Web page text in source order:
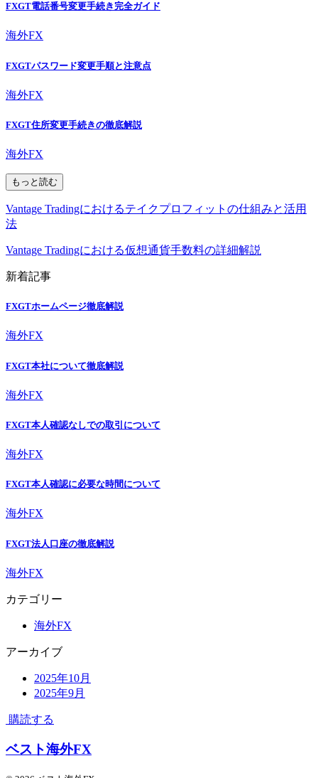
FXGT電話番号変更手続き完全ガイド
海外FX
FXGTパスワード変更手順と注意点
海外FX
FXGT住所変更手続きの徹底解説
海外FX
もっと読む
Vantage Tradingにおけるテイクプロフィットの仕組みと活用
法
Vantage Tradingにおける仮想通貨手数料の詳細解説
新着記事
FXGTホームページ徹底解説
海外FX
FXGT本社について徹底解説
海外FX
FXGT本人確認なしでの取引について
海外FX
FXGT本人確認に必要な時間について
海外FX
FXGT法人口座の徹底解説
海外FX
カテゴリー
海外FX
アーカイブ
2025年10月
2025年9月
購読する
ベスト海外FX